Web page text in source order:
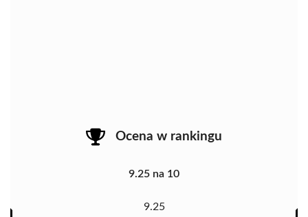
Ocena w rankingu
9.25 na 10
9.25